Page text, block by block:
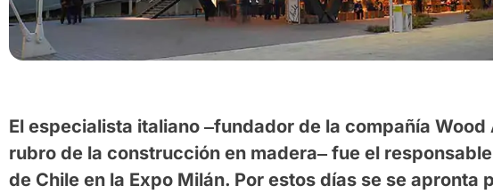
El especialista italiano ‒fundador de la compañía
rubro de la construcción en madera‒ fue el
de Chile en la Expo Milán. Por estos días se se apronta